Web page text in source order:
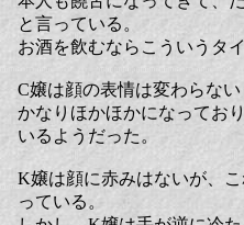
と言っている。
お酒を飲むならこういうタ
C嬢は顔の表情は変わらな
かなりほかほかになってお
いるようだった。
K嬢は顔に赤みはないが、
っている。